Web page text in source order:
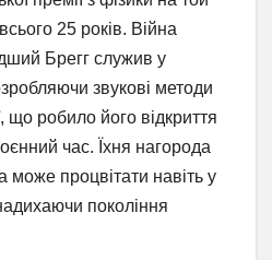
25 років. Війна
Брегг служив у
звукові методи
що робило його відкриття
час. Їхня нагорода
може процвітати навіть у
покоління